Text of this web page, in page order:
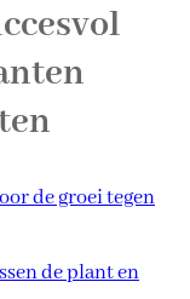
de groei tegen
de plant en